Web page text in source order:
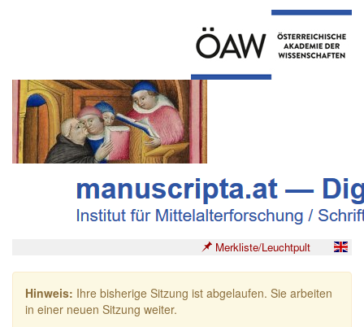
Merkliste/Leuchtpult
Hinweis: Ihre bisherige Sitzung ist abgelaufen. Sie arbeiten
in einer neuen Sitzung weiter.